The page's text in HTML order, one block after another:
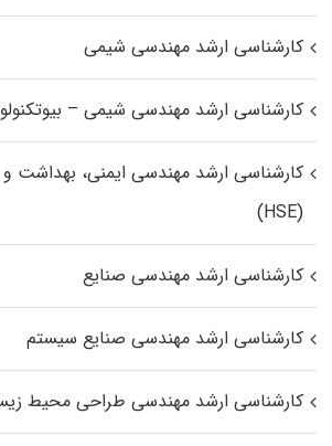
کارشناسی ارشد مهندسی شیمی
کارشناسی ارشد مهندسی شیمی –
کارشناسی ارشد مهندسی ایمنی،
(HSE)
کارشناسی ارشد مهندسی صنایع
کارشناسی ارشد مهندسی صنایع سیستم
کارشناسی ارشد مهندسی طراحی محیط